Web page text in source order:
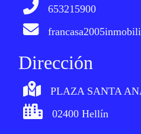
653215900
Dirección
PLAZA SANTA
02400 Hellín